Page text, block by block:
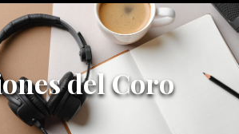
del Coro